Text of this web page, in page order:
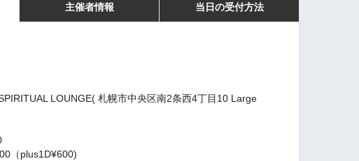
主催者情報 当日の受付方法
LOUNGE( 札幌市中央区南2条西4丁目10 Large
（plus1D¥600)